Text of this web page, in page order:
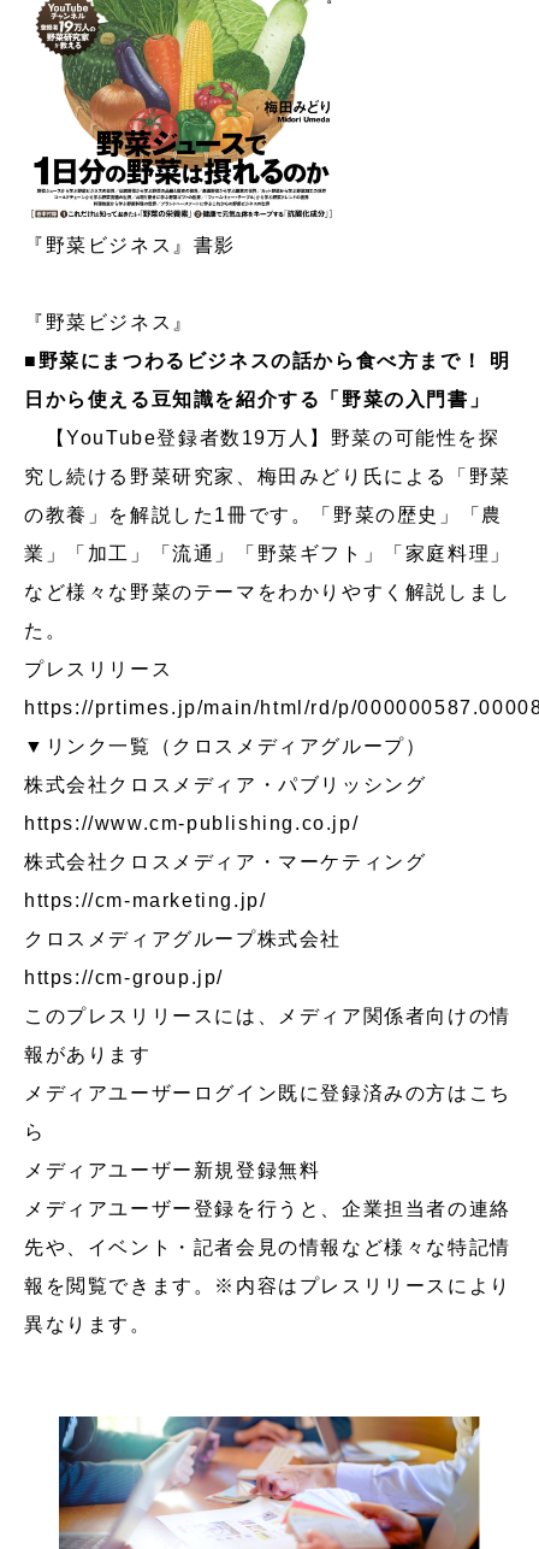
『野菜ビジネス』書影
『野菜ビジネス』
■野菜にまつわるビジネスの話から食べ方まで！ 明
日から使える豆知識を紹介する「野菜の入門書」
【YouTube登録者数19万人】野菜の可能性を探
究し続ける野菜研究家、梅田みどり氏による「野菜
の教養」を解説した1冊です。「野菜の歴史」「農
業」「加工」「流通」「野菜ギフト」「家庭料理」
など様々な野菜のテーマをわかりやすく解説しまし
た。
プレスリリース
https://prtimes.jp/main/html/rd/p/
▼リンク一覧（クロスメディアグループ）
株式会社クロスメディア・パブリッシング
https://www.cm-publishing.co.jp/
株式会社クロスメディア・マーケティング
https://cm-marketing.jp/
クロスメディアグループ株式会社
https://cm-group.jp/
このプレスリリースには、メディア関係者向けの情
報があります
メディアユーザーログイン 既に登録済みの方はこち
ら
メディアユーザー新規登録無料
メディアユーザー登録を行うと、企業担当者の連絡
先や、イベント・記者会見の情報など様々な特記情
報を閲覧できます。※内容はプレスリリースにより
異なります。